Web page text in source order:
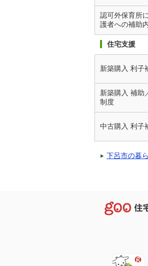
認可外保育所
護者への補助
住宅支援
新築購入 利子
新築購入 補助
制度
中古購入 利子
下呂市の暮